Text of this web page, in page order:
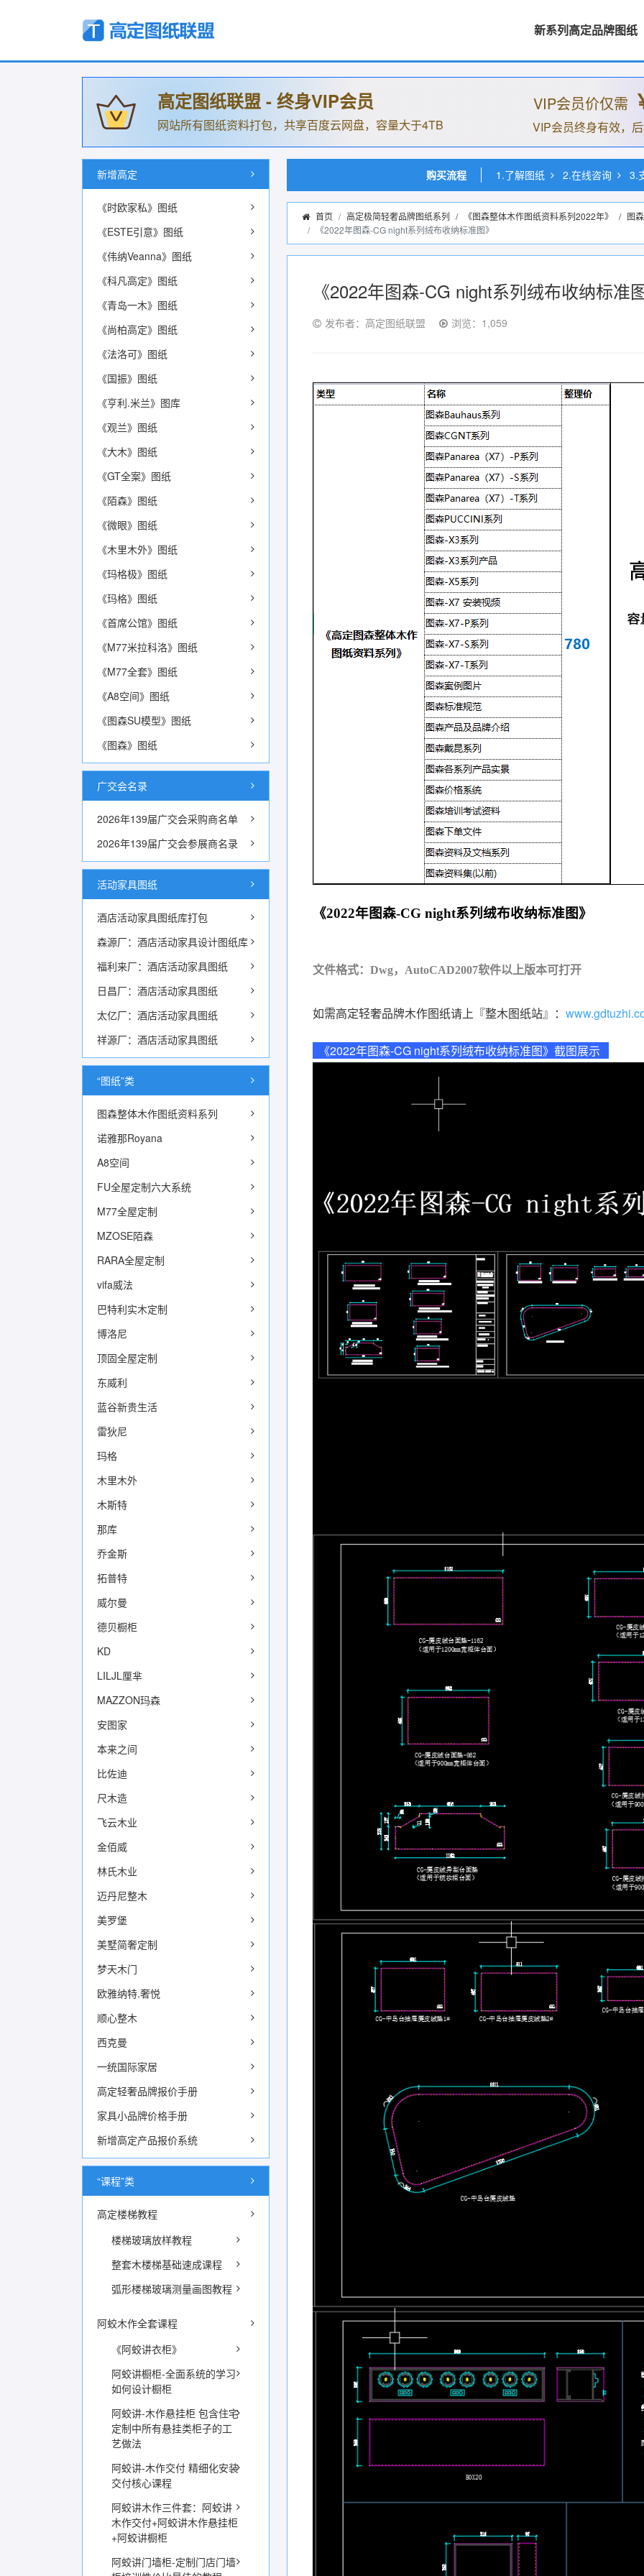
新系列高定品牌图纸
高定图纸联盟 - 终身VIP会员
网站所有图纸资料打包，共享百度云网盘，容量大于4TB
VIP会员价仅需
VIP会员终身有效，
新增高定
《时欧家私》图纸
《ESTE引意》图纸
《伟纳Veanna》图纸
《科凡高定》图纸
《青岛一木》图纸
《尚柏高定》图纸
《法洛可》图纸
《国振》图纸
《亨利.米兰》图库
《观兰》图纸
《大木》图纸
《GT全案》图纸
《陌森》图纸
《微眼》图纸
《木里木外》图纸
《玛格极》图纸
《玛格》图纸
《首席公馆》图纸
《M77米拉科洛》图纸
《M77全套》图纸
《A8空间》图纸
《图森SU模型》图纸
《图森》图纸
广交会名录
2026年139届广交会采购商名单
2026年139届广交会参展商名录
活动家具图纸
酒店活动家具图纸库打包
森源厂：酒店活动家具设计图纸库
福利来厂：酒店活动家具图纸
日昌厂：酒店活动家具图纸
太亿厂：酒店活动家具图纸
祥源厂：酒店活动家具图纸
“图纸”类
图森整体木作图纸资料系列
诺雅那Royana
A8空间
FU全屋定制六大系统
M77全屋定制
MZOSE陌森
RARA全屋定制
vifa威法
巴特利实木定制
博洛尼
顶固全屋定制
东威利
蓝谷新贵生活
雷狄尼
玛格
木里木外
木斯特
那库
乔金斯
拓普特
威尔曼
德贝橱柜
KD
LILJL厘芈
MAZZON玛森
安图家
本来之间
比佐迪
尺木造
飞云木业
金佰威
林氏木业
迈丹尼整木
美罗堡
美墅简奢定制
梦天木门
欧雅纳特.奢悦
顺心整木
西克曼
一统国际家居
高定轻奢品牌报价手册
家具小品牌价格手册
新增高定产品报价系统
“课程”类
高定楼梯教程
楼梯玻璃放样教程
整套木楼梯基础速成课程
弧形楼梯玻璃测量画图教程
阿蛟木作全套课程
《阿蛟讲衣柜》
阿蛟讲橱柜-全面系统的学习
如何设计橱柜
阿蛟讲-木作悬挂柜 包含住宅
定制中所有悬挂类柜子的工
艺做法
阿蛟讲-木作交付 精细化安装
交付核心课程
阿蛟讲木作三件套：阿蛟讲
木作交付+阿蛟讲木作悬挂柜
+阿蛟讲橱柜
阿蛟讲门墙柜-定制门店门墙
购买流程 1.了解图纸 2.在线咨询 3.
首页 高定极简轻奢品牌图纸系列 / 《图森整体木作图纸资料系列2022年》 / 图
《2022年图森-CG night系列绒布收纳标准图》
《2022年图森-CG night系列绒布收纳标准
发布者：高定图纸联盟 浏览：1,059
《2022年图森-CG night系列绒布收纳标准图》
文件格式：Dwg，AutoCAD2007软件以上版本可打开
如需高定轻奢品牌木作图纸请上『整木图纸站』：
《2022年图森-CG night系列绒布收纳标准图》截图展示